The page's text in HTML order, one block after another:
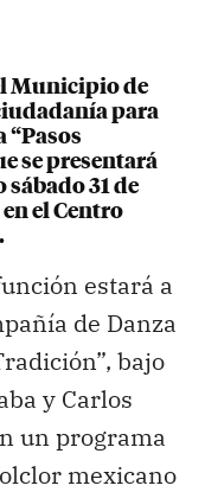
Municipio de
para
“Pasos
se presentará
31 de
el Centro
estará a
de Danza
bajo
y Carlos
un programa
mexicano